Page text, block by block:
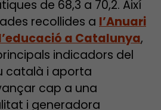
de 68,3 a 70,2. Així
recollides a l’Anuari
l’educació a Catalunya,
indicadors del
català i aporta
cap a una
i generadora